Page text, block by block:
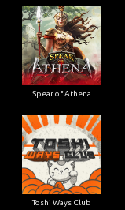
Spear of Athena
Toshi Ways Club